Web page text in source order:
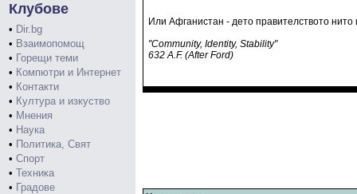
Клубове
• Dir.bg
• Взаимопомощ
• Горещи теми
• Компютри и Интернет
• Контакти
• Култура и изкуство
• Мнения
• Наука
• Политика, Свят
• Спорт
• Техника
• Градове
Или Афганистан - дето правителството
"Community, Identity, Stability"
632 A.F. (After Ford)